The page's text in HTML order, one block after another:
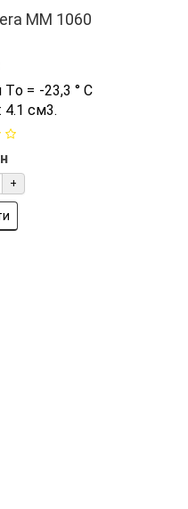
= -23,3 ° C
см3.
+